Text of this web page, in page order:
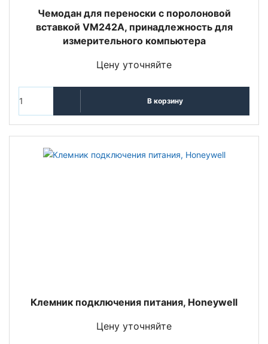
Чемодан для переноски с поролоновой
вставкой VM242A, принадлежность для
измерительного компьютера
Цену уточняйте
В корзину
Клемник подключения питания, Honeywell
Цену уточняйте